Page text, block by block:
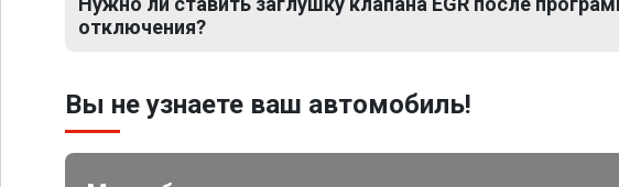
отключения?
Вы не узнаете ваш автомобиль!